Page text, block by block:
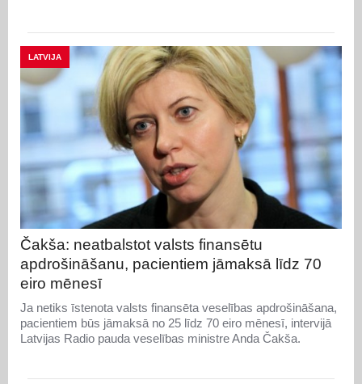
LATVIJA
Čakša: neatbalstot valsts finansētu
apdrošināšanu, pacientiem jāmaksā līdz 70
eiro mēnesī
Ja netiks īstenota valsts finansēta veselības apdrošināšana,
pacientiem būs jāmaksā no 25 līdz 70 eiro mēnesī, intervijā
Latvijas Radio pauda veselības ministre Anda Čakša.